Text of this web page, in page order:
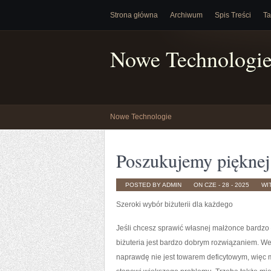
Strona główna Archiwum Spis Treści
Nowe
Nowe Technologie
Poszukujemy
POSTED BY ADMIN ON CZE - 28 - 2025
Szeroki wybór biżuterii dla każdego
Jeśli chcesz sprawić własnej małżonce
biżuteria jest bardzo dobrym rozwiązaniem.
naprawdę nie jest towarem deficytowym,